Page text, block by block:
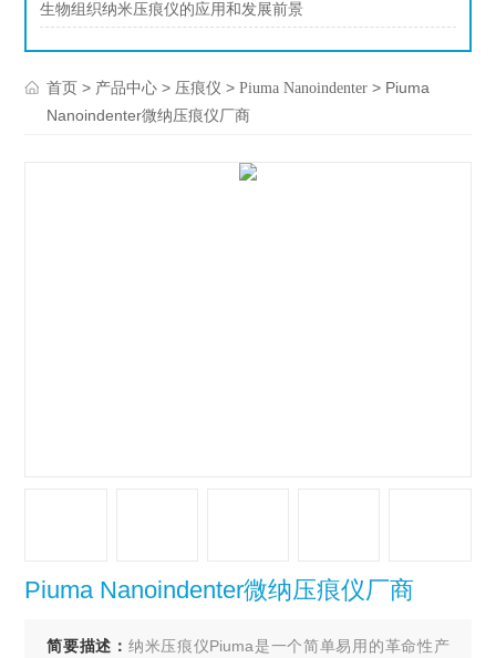
生物组织纳米压痕仪的应用和发展前景
首页 > 产品中心 > 压痕仪 >Piuma Nanoindenter > Piuma
Nanoindenter微纳压痕仪厂商
Piuma Nanoindenter微纳压痕仪厂商
简要描述： 纳米压痕仪Piuma是一个简单易用的革命性产